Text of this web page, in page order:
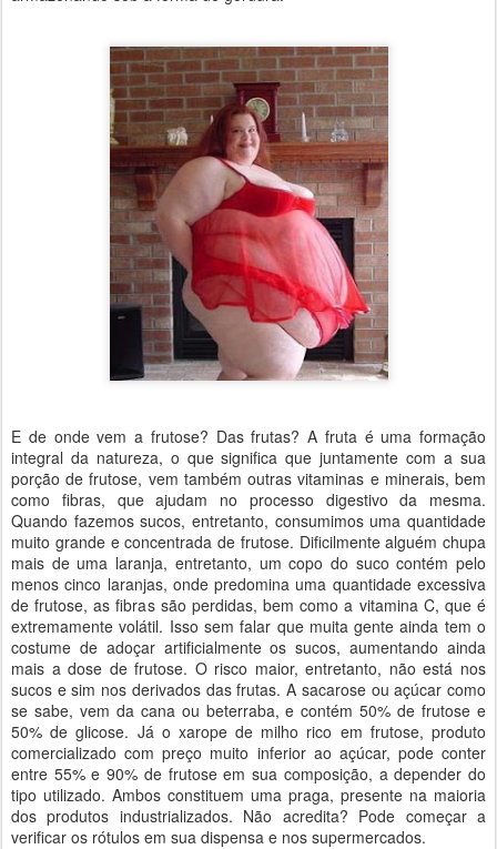
E de onde vem a frutose? Das frutas? A fruta é uma formação
integral da natureza, o que significa que juntamente com a sua
porção de frutose, vem também outras vitaminas e minerais, bem
como fibras, que ajudam no processo digestivo da mesma.
Quando fazemos sucos, entretanto, consumimos uma quantidade
muito grande e concentrada de frutose. Dificilmente alguém chupa
mais de uma laranja, entretanto, um copo do suco contém pelo
menos cinco laranjas, onde predomina uma quantidade excessiva
de frutose, as fibras são perdidas, bem como a vitamina C, que é
extremamente volátil. Isso sem falar que muita gente ainda tem o
costume de adoçar artificialmente os sucos, aumentando ainda
mais a dose de frutose. O risco maior, entretanto, não está nos
sucos e sim nos derivados das frutas. A sacarose ou açúcar como
se sabe, vem da cana ou beterraba, e contém 50% de frutose e
50% de glicose. Já o xarope de milho rico em frutose, produto
comercializado com preço muito inferior ao açúcar, pode conter
entre 55% e 90% de frutose em sua composição, a depender do
tipo utilizado. Ambos constituem uma praga, presente na maioria
dos produtos industrializados. Não acredita? Pode começar a
verificar os rótulos em sua dispensa e nos supermercados.